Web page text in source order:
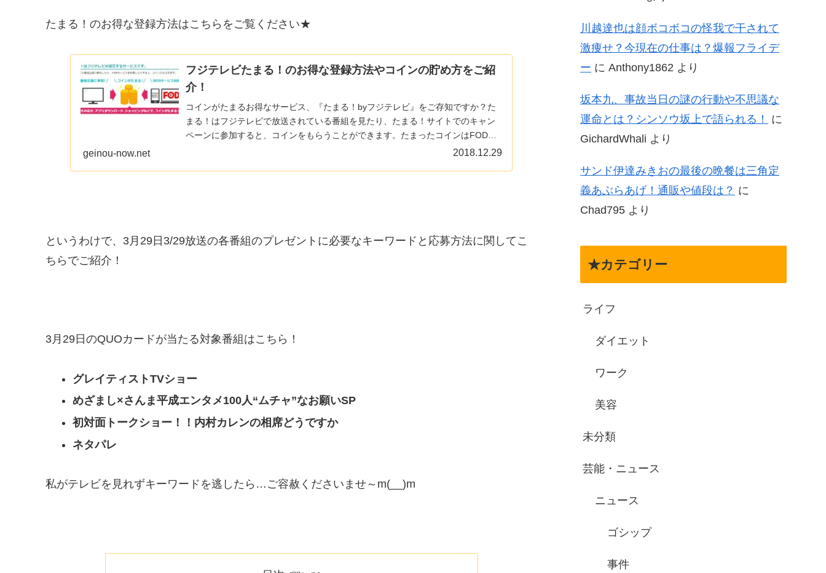
たまる！のお得な登録方法はこちらをご覧ください★
フジテレビたまる！のお得な登録方法やコインの貯め方をご紹
介！
コインがたまるお得なサービス、『たまる！byフジテレビ』をご存知ですか？た
まる！はフジテレビで放送されている番組を見たり、たまる！サイトでのキャン
ペーンに参加すると、コインをもらうことができます。たまったコインはFODで
geinou-now.net 2018.12.29
というわけで、3月29日3/29放送の各番組のプレゼントに必要なキーワードと応募方法に関してこ
ちらでご紹介！
3月29日のQUOカードが当たる対象番組はこちら！
グレイティストTVショー
めざまし×さんま平成エンタメ100人“ムチャ”なお願いSP
初対面トークショー！！内村カレンの相席どうですか
ネタパレ
私がテレビを見れずキーワードを逃したら…ご容赦くださいませ～m(__)m
川越達也は顔ボコボコの怪我で干されて
激痩せ？今現在の仕事は？爆報フライデ
ー に Anthony1862 より
坂本九、事故当日の謎の行動や不思議な
運命とは？シンソウ坂上で語られる！
に
GichardWhali より
サンド伊達みきおの最後の晩餐は三角定
義あぶらあげ！通販や値段は？ に
Chad795 より
★カテゴリー
ライフ
ダイエット
ワーク
美容
未分類
芸能・ニュース
ニュース
ゴシップ
事件